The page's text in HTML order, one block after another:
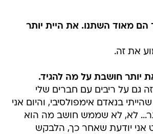
הם מאוד השתנו. את היית יותר
את זה.
יותר חושבת על מה להגיד.
גם על ריבים עם חברים שלי
בנאדם אימפולסיבי, והיום אני
לא, לא שממש חושב מה הוא
אני יודעת שאחר כך, הלבקש